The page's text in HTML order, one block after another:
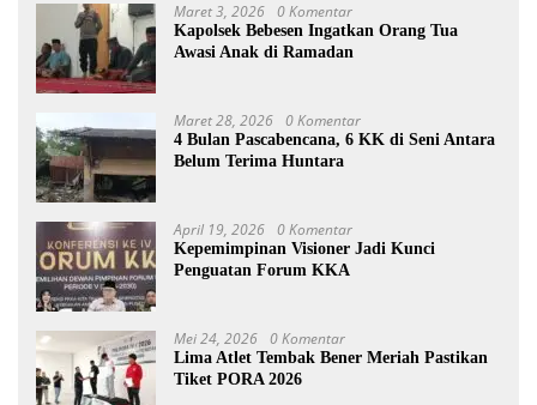
Maret 3, 2026 0 Komentar
Kapolsek Bebesen Ingatkan Orang Tua
Awasi Anak di Ramadan
Maret 28, 2026 0 Komentar
4 Bulan Pascabencana, 6 KK di Seni Antara
Belum Terima Huntara
April 19, 2026 0 Komentar
Kepemimpinan Visioner Jadi Kunci
Penguatan Forum KKA
Mei 24, 2026 0 Komentar
Lima Atlet Tembak Bener Meriah Pastikan
Tiket PORA 2026